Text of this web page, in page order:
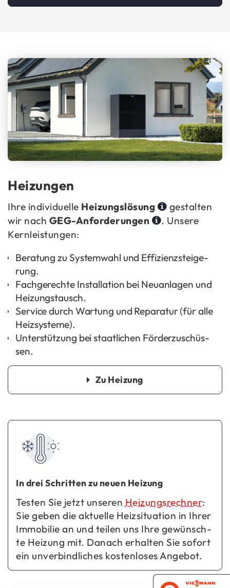
Hei­zun­gen
Ihre in­di­vi­du­el­le Hei­zungs­lö­sung
ge­stal­ten
wir nach GEG-​Anforderungen
. Un­se­re
Kern­leis­tun­gen:
Be­ra­tung zu Sys­tem­wahl und Ef­fi­zi­enz­stei­ge­
rung.
Fach­ge­rech­te In­stal­la­ti­on bei Neu­an­la­gen und
Hei­zungs­tausch.
Ser­vice durch War­tung und Re­pa­ra­tur (für alle
Heiz­sys­te­me).
Un­ter­stüt­zung bei staat­li­chen För­der­zu­schüs­
sen.
Zu Hei­zung
In drei Schrit­ten zu neuen Hei­zung
Tes­ten Sie jetzt un­se­ren Hei­zungs­rech­ner:
Sie geben die ak­tu­el­le Heiz­si­tua­ti­on in Ihrer
Im­mo­bi­lie an und tei­len uns Ihre ge­wünsch­
te Hei­zung mit. Da­nach er­hal­ten Sie so­fort
ein un­ver­bind­li­ches kos­ten­lo­ses An­ge­bot.